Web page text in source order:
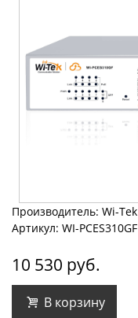
Производитель: Wi-Tek
Артикул: WI-PCES310GF
10 530 руб.
В корзину